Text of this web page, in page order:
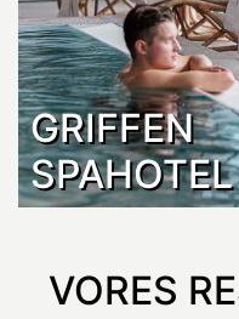
GRIFFEN
SPAHOTEL
VORES